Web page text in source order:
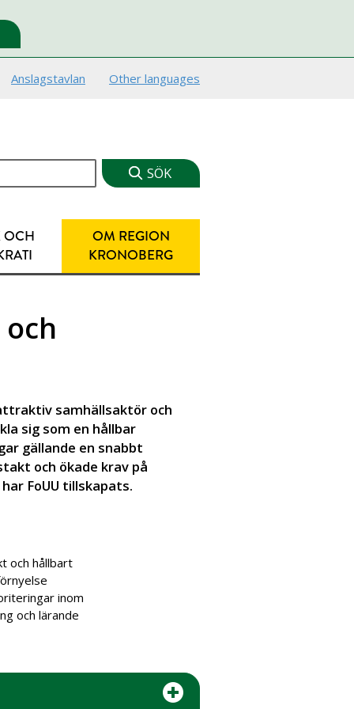
Anslagstavlan Other languages
OCH
OM REGION
KRONOBERG
samhällsaktör och
sig som en hållbar
gällande en snabbt
och ökade krav på
FoUU tillskapats.
och hållbart
inom
och lärande